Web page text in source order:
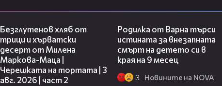
Безглутенов хляб от
трици и хърватски
десерт от Милена
Маркова-Маца |
Черешката на тортата | 3
авг. 2026 | част 2
Родилка от Варна търси
истината за внезапната
смърт на детето си в
края на 9 месец
3 Новините на NOVA